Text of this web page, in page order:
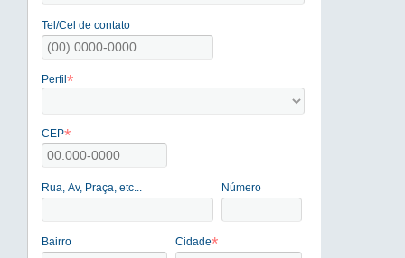
Tel/Cel de contato
Perfil *
*
CEP
Rua, Av, Praça, etc... Número
Bairro *
Cidade